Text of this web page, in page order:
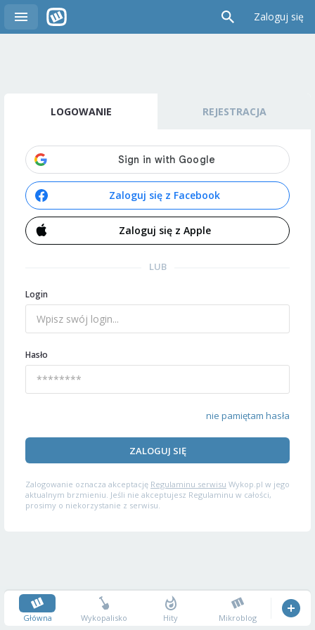
Zaloguj się
LOGOWANIE REJESTRACJA
Zaloguj się z Facebook
Zaloguj się z Apple
LUB
Login
Hasło
nie pamiętam hasła
ZALOGUJ SIĘ
Zalogowanie oznacza akceptację Regulaminu serwisu Wykop.pl w jego
aktualnym brzmieniu. Jeśli nie akceptujesz Regulaminu w całości,
prosimy o niekorzystanie z serwisu.
Główna Wykopalisko Hity Mikroblog